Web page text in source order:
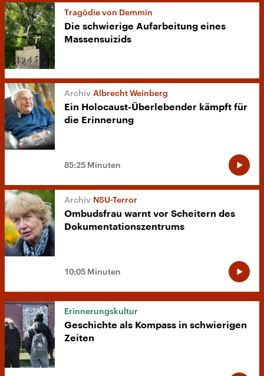
Tragödie von Demmin
Die schwierige Aufarbeitung eines
Massensuizids
Albrecht Weinberg
Ein Holocaust-Überlebender kämpft für
die Erinnerung
85:25 Minuten
NSU-Terror
Ombudsfrau warnt vor Scheitern des
Dokumentationszentrums
10:05 Minuten
Erinnerungskultur
Geschichte als Kompass in schwierigen
Zeiten